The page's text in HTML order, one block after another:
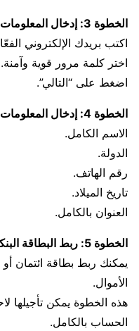
الخطوة 3: إدخال المعلومات الشخصية
اكتب بريدك الإلكتروني
اختر كلمة مرور قوية وآمنة.
اضغط على “التالي”.
الخطوة 4: إدخال المعلومات التفصيلية
الاسم الكامل.
الدولة.
رقم الهاتف.
تاريخ الميلاد.
العنوان بالكامل.
الخطوة 5: ربط البطاقة البنكية أو الحساب البنكي
يمكنك ربط بطاقة ائتمان
الأموال.
هذه الخطوة يمكن تأجيلها
الحساب بالكامل.